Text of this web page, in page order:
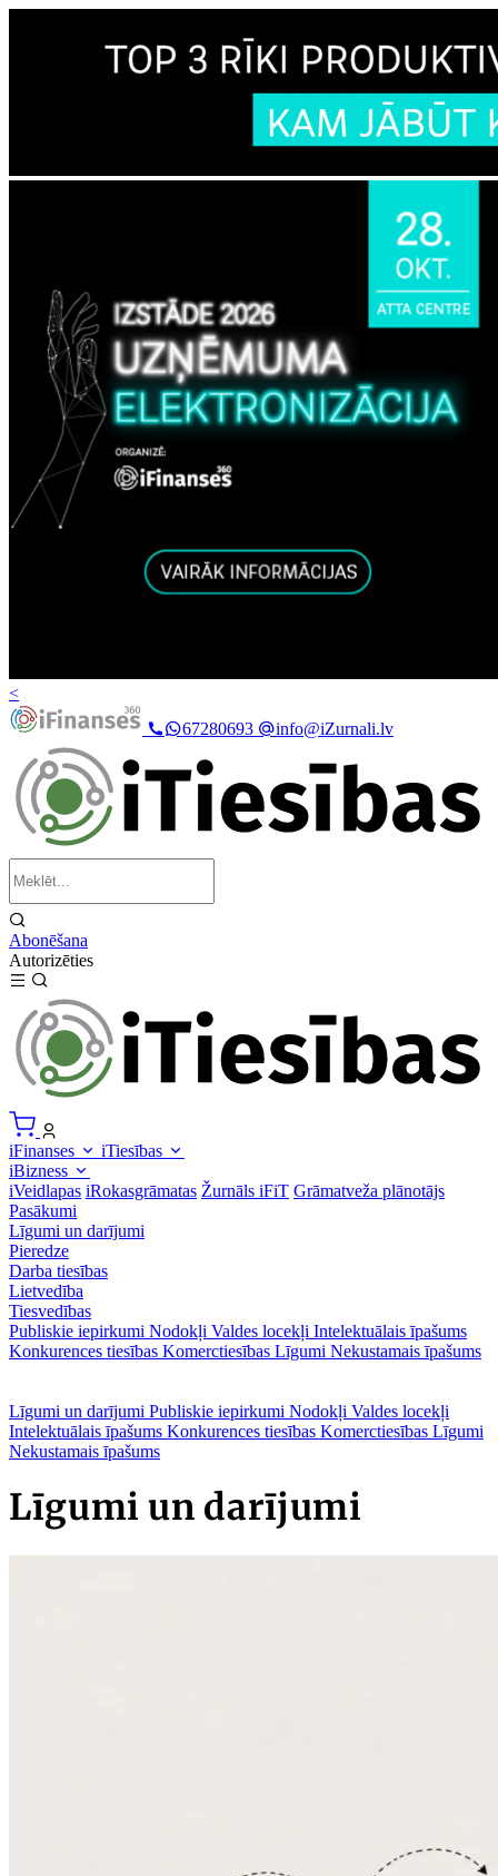
<
67280693
info@iZurnali.lv
Abonēšana
Autorizēties
iFinanses
iTiesības
iBizness
iVeidlapas iRokasgrāmatas Žurnāls iFiT Grāmatveža plānotājs
Pasākumi
Līgumi un darījumi
Pieredze
Darba tiesības
Lietvedība
Tiesvedības
Publiskie iepirkumi Nodokļi Valdes locekļi Intelektuālais īpašums
Konkurences tiesības Komerctiesības Līgumi Nekustamais īpašums
Līgumi un darījumi Publiskie iepirkumi Nodokļi Valdes locekļi
Intelektuālais īpašums Konkurences tiesības Komerctiesības Līgumi
Nekustamais īpašums
Līgumi un darījumi